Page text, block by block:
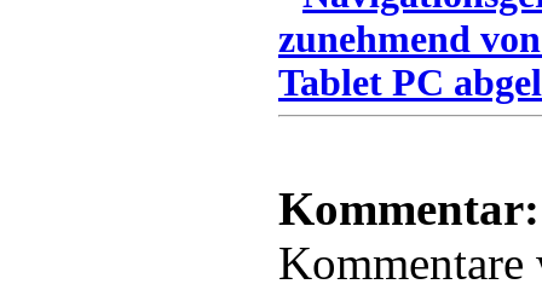
zunehmend
Tablet PC
Kommentar: